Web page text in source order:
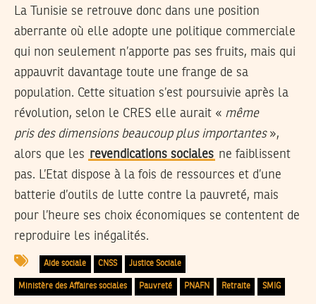
La Tunisie se retrouve donc dans une position
aberrante où elle adopte une politique commerciale
qui non seulement n’apporte pas ses fruits, mais qui
appauvrit davantage toute une frange de sa
population. Cette situation s’est poursuivie après la
révolution, selon le CRES elle aurait « même
pris des dimensions beaucoup plus importantes»,
alors que les revendications sociales ne faiblissent
pas. L’Etat dispose à la fois de ressources et d’une
batterie d’outils de lutte contre la pauvreté, mais
pour l’heure ses choix économiques se contentent de
reproduire les inégalités.
Aide sociale CNSS Justice Sociale
Ministère des Affaires sociales Pauvreté PNAFN Retraite SMIG